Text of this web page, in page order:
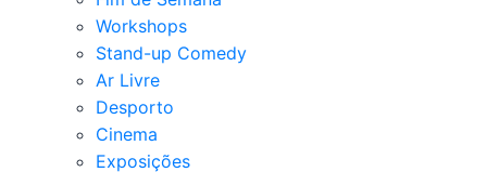
Workshops
Stand-up Comedy
Ar Livre
Desporto
Cinema
Exposições